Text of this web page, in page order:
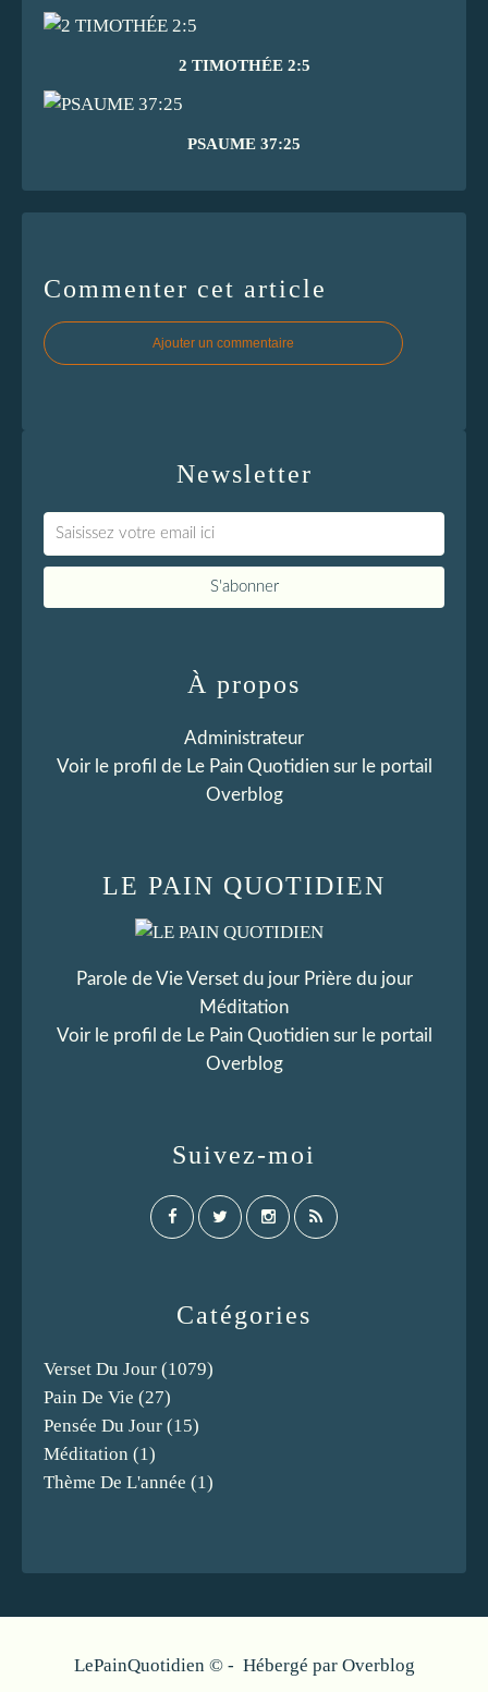
2 TIMOTHÉE 2:5
PSAUME 37:25
Commenter cet article
Ajouter un commentaire
Newsletter
Catégories
Verset Du Jour (1079)
Pain De Vie (27)
Pensée Du Jour (15)
Méditation (1)
Thème De L'année (1)
LE PAIN QUOTIDIEN
Parole de Vie Verset du jour Prière du jour
Méditation
Voir le profil de Le Pain Quotidiensur le portail
Overblog
Suivez-moi
À propos
Administrateur
Voir le profil de Le Pain Quotidiensur le portail
Overblog
LePainQuotidien © - Hébergé par Overblog